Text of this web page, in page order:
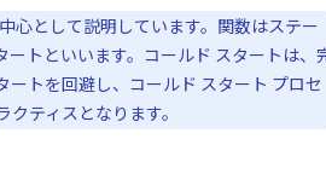
として説明しています。 関数はステー
トといいます。コールド スタートは、
トを回避し、コールド スタート プロセ
ティスとなります。